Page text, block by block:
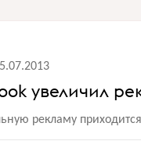
увеличил
рекламу